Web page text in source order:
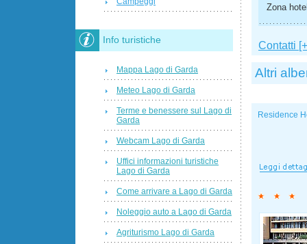
Zona
Contatti
Altri
Residence
Info turistiche
Mappa Lago di Garda
Meteo Lago di Garda
Terme e benessere sul Lago di
Garda
Webcam Lago di Garda
Uffici informazioni turistiche
Lago di Garda
Come arrivare a Lago di Garda
Noleggio auto a Lago di Garda
Agriturismo Lago di Garda